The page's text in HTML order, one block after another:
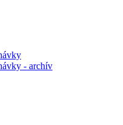
- archív